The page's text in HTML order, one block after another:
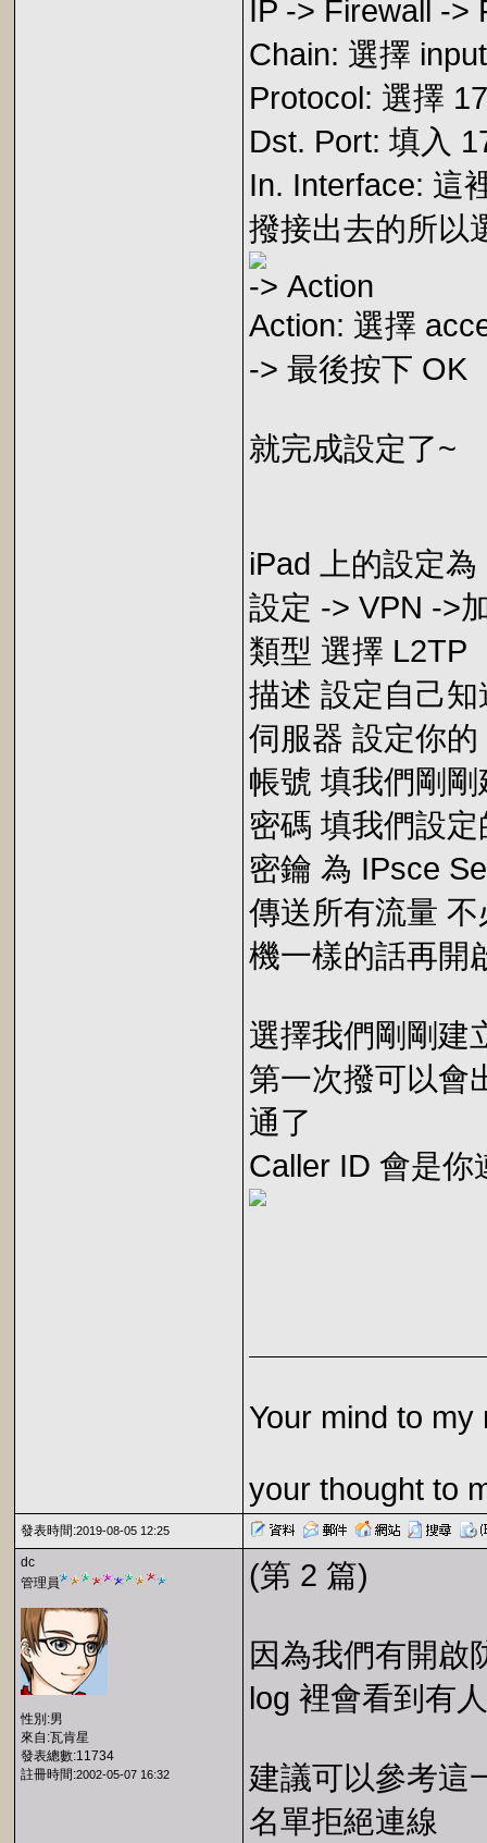
IP -> Firewall -
Chain: 選擇 input
Protocol: 選擇
Dst. Port: 填入
In. Interface: 這
撥接出去的所以
-> Action
Action: 選擇
-> 最後按下 OK
就完成設定了~
iPad 上的設定為
設定 -> VPN ->
類型 選擇 L2TP
描述 設定自己
伺服器 設定你
帳號 填我們剛
密碼 填我們設定
密鑰 為 IPsce
傳送所有流量
機一樣的話再開
選擇我們剛剛建
第一次撥可以會
通了
Caller ID 會是你
Your mind to my
your thought to
發表時間:2019-08-05 12:25
dc
管理員
性別:男
來自:瓦肯星
發表總數:11734
註冊時間:2002-05-07 16:32
(第 2 篇)
因為我們有開啟
log 裡會看到有
建議可以參考這
名單拒絕連線